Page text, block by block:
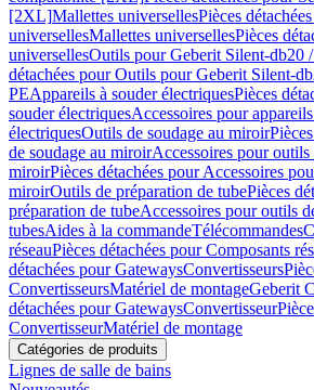
[2XL]Mallettes universellesPièces
universellesMallettes universellesPièces
universellesOutils pour Geberit Silent-db20
détachées pour Outils pour Geberit Silent-
PEAppareils à souder électriquesPièces
souder électriquesAccessoires pour
électriquesOutils de soudage au miroir
de soudage au miroirAccessoires pour outils
miroirPièces détachées pour Accessoires
miroirOutils de préparation de tubePièces
préparation de tubeAccessoires pour outils
tubesAides à la commandeTélécommandes
réseauPièces détachées pour Composants
détachées pour GatewaysConvertisseurs
ConvertisseursMatériel de montageGeberit
détachées pour GatewaysConvertisseur
ConvertisseurMatériel de montage
Catégories de produits
Lignes de salle de bains